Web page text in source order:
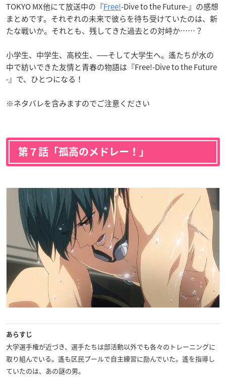
TOKYO MX他にて放送中の『Free!-Dive to the Future-』の感想
まとめです。それぞれの未来で彼らを待ち受けていたのは、新
たな戦いか。それとも、残してきた過去との対峙か……？
小学生、中学生、高校生、──そして大学生へ。遙たちが水の
中で紡いできた友情と青春の物語は『Free!-Dive to the Future
-』で、ひとつになる！
※ネタバレを含みますのでご注意ください
第７話「孤高のメドレー！」
あらすじ
大学選手権が近づき、選手たちは部活動以外でも各々のトレーニングに
取り組んでいる。遙も区民プールで自主練習に励んでいた。遙を指導し
ていたのは、あの謎の男。